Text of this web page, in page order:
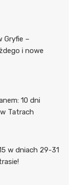
Gryfie –
i nowe
10 dni
Tatrach
w dniach 29-31